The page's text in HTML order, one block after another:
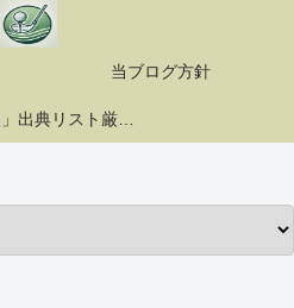
当ブログ方針
「一次情報」出典リスト厳選10選